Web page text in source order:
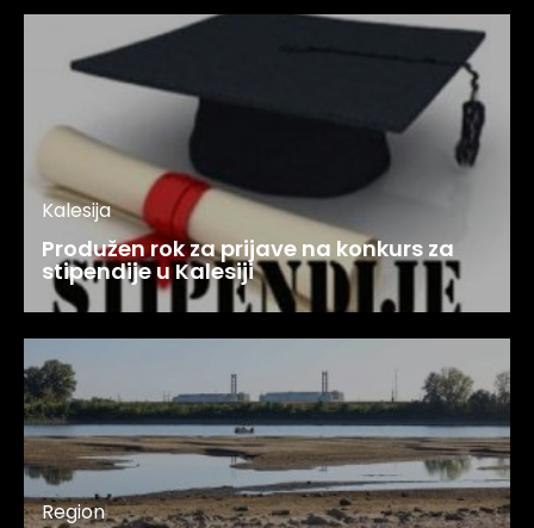
Kalesija
Produžen rok za prijave na konkurs za
stipendije u Kalesiji
Region